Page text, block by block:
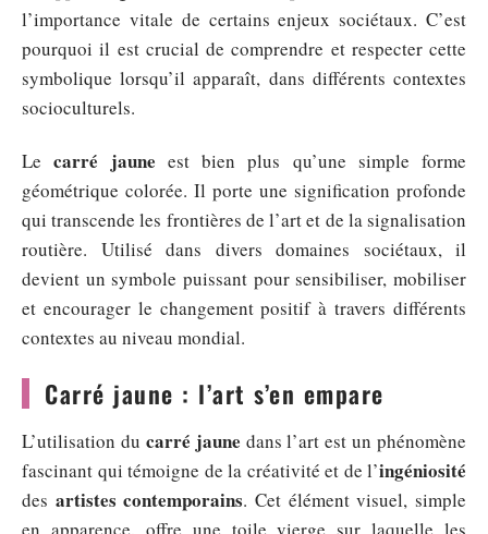
l’importance vitale de certains enjeux sociétaux. C’est
pourquoi il est crucial de comprendre et respecter cette
symbolique lorsqu’il apparaît, dans différents contextes
socioculturels.
Lecarré jaune est bien plus qu’une simple forme
géométrique colorée. Il porte une signification profonde
qui transcende les frontières de l’art et de la signalisation
routière. Utilisé dans divers domaines sociétaux, il
devient un symbole puissant pour sensibiliser, mobiliser
et encourager le changement positif à travers différents
contextes au niveau mondial.
Carré jaune : l’art s’en empare
L’utilisation du carré jaune dans l’art est un phénomène
fascinant qui témoigne de la créativité et de l’ingéniosité
des artistes contemporains. Cet élément visuel, simple